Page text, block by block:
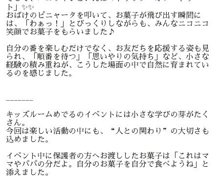
ト」✨✨
おばけのピニャータを叩いて、お菓子が飛び出す瞬間に
は、「わぁっ！」とびっくりしながらも、みんなニコニコ
笑顔でお菓子をもらいました♪
自分の番を楽しむだけでなく、お友だちを応援する姿も見
られ、「順番を待つ」「思いやりの気持ち」など、小さな
経験の積み重ねが、こうした場面の中で自然に育まれてい
るのを感じました。
キッズルームめでるのイベントには小さな学びの芽がたく
さん。
今回は楽しい活動の中にも、“人との関わり”の大切さも
込めました。
イベント中に保護者の方へお渡ししたお菓子は「これはマ
マやパパの分だよ。自分のお菓子を自分で食べようね」と
添えました。